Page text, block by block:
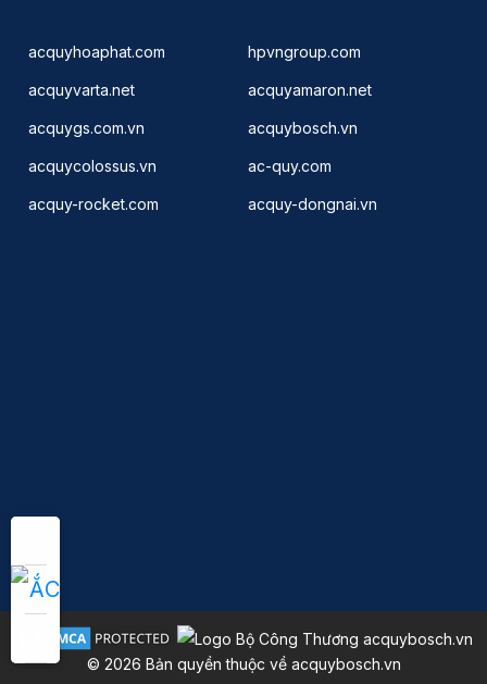
acquyhoaphat.com hpvngroup.com
acquyvarta.net acquyamaron.net
acquygs.com.vn acquybosch.vn
acquycolossus.vn ac-quy.com
acquy-rocket.com acquy-dongnai.vn
© 2026 Bản quyền thuộc về acquybosch.vn